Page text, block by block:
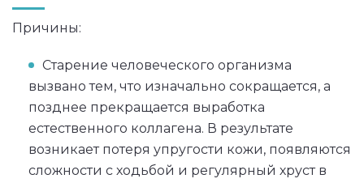
Причины:
Старение человеческого организма
вызвано тем, что изначально сокращается, а
позднее прекращается выработка
естественного коллагена. В результате
возникает потеря упругости кожи, появляются
сложности с ходьбой и регулярный хруст в